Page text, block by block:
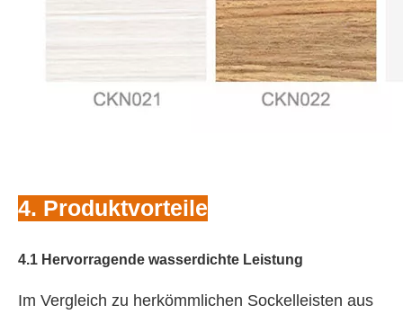
4. Produktvorteile
4.1 Hervorragende wasserdichte Leistung
Im Vergleich zu herkömmlichen Sockelleisten aus